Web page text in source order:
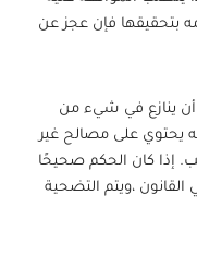
بتحقيقها فإن عجز عن
أن ينازع في شيء من
يحتوي على مصالح غير
إذا كان الحكم صحيحًا
،ويتم التضحية